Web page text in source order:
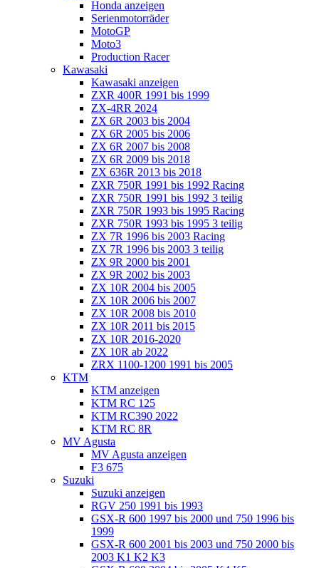
Honda anzeigen
Serienmotorräder
MotoGP
Moto3
Production Racer
Kawasaki
Kawasaki anzeigen
ZXR 400R 1991 bis 1999
ZX-4RR 2024
ZX 6R 2003 bis 2004
ZX 6R 2005 bis 2006
ZX 6R 2007 bis 2008
ZX 6R 2009 bis 2018
ZX 636R 2013 bis 2018
ZXR 750R 1991 bis 1992 Racing
ZXR 750R 1991 bis 1992 3 teilig
ZXR 750R 1993 bis 1995 Racing
ZXR 750R 1993 bis 1995 3 teilig
ZX 7R 1996 bis 2003 Racing
ZX 7R 1996 bis 2003 3 teilig
ZX 9R 2000 bis 2001
ZX 9R 2002 bis 2003
ZX 10R 2004 bis 2005
ZX 10R 2006 bis 2007
ZX 10R 2008 bis 2010
ZX 10R 2011 bis 2015
ZX 10R 2016-2020
ZX 10R ab 2022
ZRX 1100-1200 1991 bis 2005
KTM
KTM anzeigen
KTM RC 125
KTM RC390 2022
KTM RC 8R
MV Agusta
MV Agusta anzeigen
F3 675
Suzuki
Suzuki anzeigen
RGV 250 1991 bis 1993
GSX-R 600 1997 bis 2000 und 750 1996 bis
1999
GSX-R 600 2001 bis 2003 und 750 2000 bis
2003 K1 K2 K3